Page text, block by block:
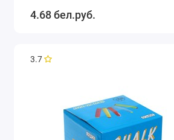
4.68 бел.руб.
3.7